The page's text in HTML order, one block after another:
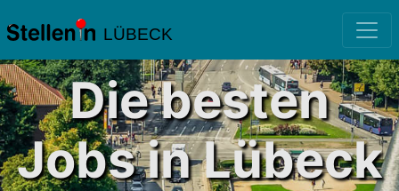
LÜBECK
Die besten
Jobs in Lübeck